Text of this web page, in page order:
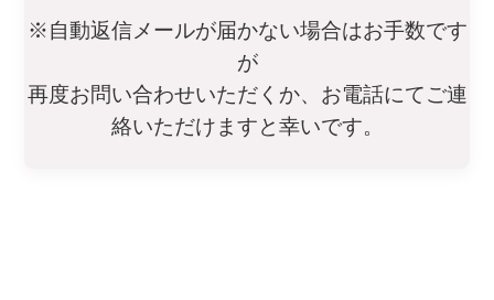
※自動返信メールが届かない場合はお手数です
が
再度お問い合わせいただくか、お電話にてご連
絡いただけますと幸いです。